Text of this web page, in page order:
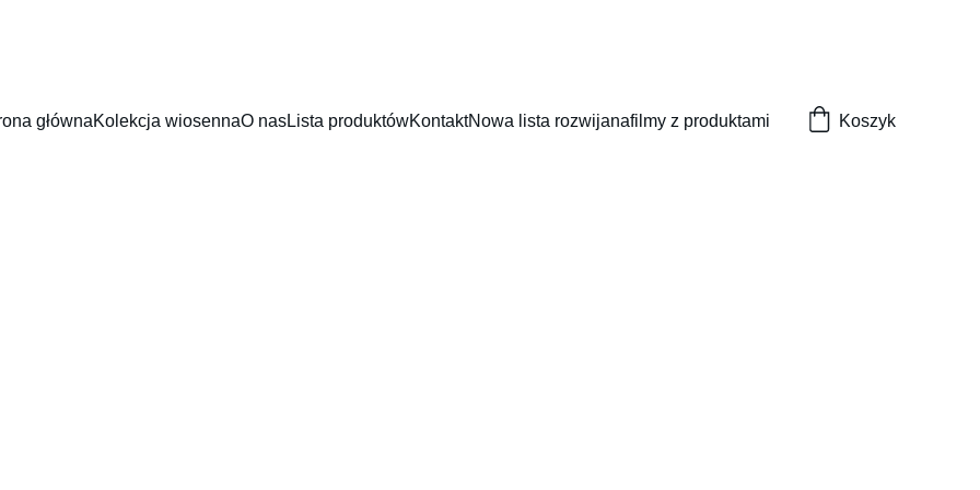
głównaKolekcja wiosennaO nasLista produktówKontaktNowa lista rozwijanafilmy z produktami Koszyk